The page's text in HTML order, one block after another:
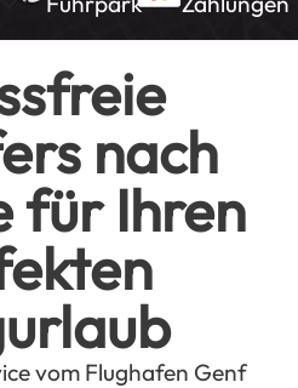
nach
für Ihren
vom Flughafen Genf